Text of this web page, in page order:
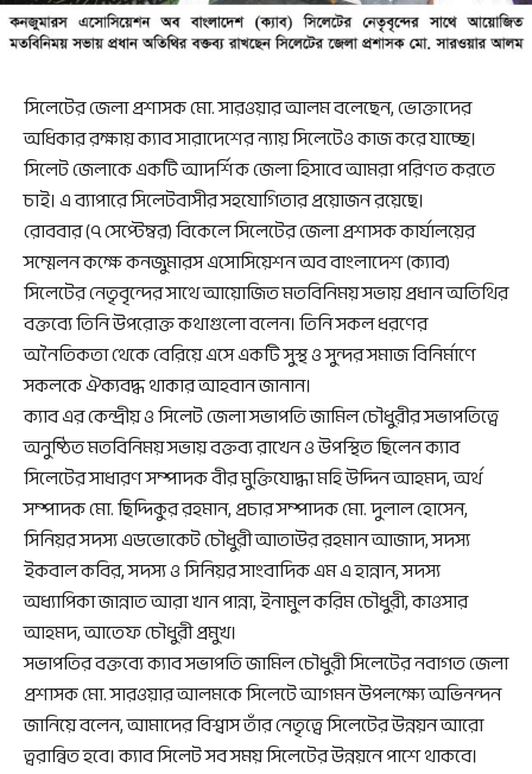
সিলেটের জেলা প্রশাসক মো. সারওয়ার আলম বলেছেন, ভোক্তাদের
অধিকার রক্ষায় ক্যাব সারাদেশের ন্যায় সিলেটেও কাজ করে যাচ্ছে।
সিলেট জেলাকে একটি আদর্শিক জেলা হিসাবে আমরা পরিণত করতে
চাই। এ ব্যাপারে সিলেটবাসীর সহযোগিতার প্রয়োজন রয়েছে।
রোববার (৭ সেপ্টেম্বর) বিকেলে সিলেটের জেলা প্রশাসক কার্যালয়ের
সম্মেলন কক্ষে কনজুমারস এসোসিয়েশন অব বাংলাদেশ (ক্যাব)
সিলেটের নেতৃবৃন্দের সাথে আয়োজিত মতবিনিময় সভায় প্রধান অতিথির
বক্তব্যে তিনি উপরোক্ত কথাগুলো বলেন। তিনি সকল ধরণের
অনৈতিকতা থেকে বেরিয়ে এসে একটি সুস্থ ও সুন্দর সমাজ বিনির্মাণে
সকলকে ঐক্যবদ্ধ থাকার আহবান জানান।
ক্যাব এর কেন্দ্রীয় ও সিলেট জেলা সভাপতি জামিল চৌধুরীর সভাপতিত্বে
অনুষ্ঠিত মতবিনিময় সভায় বক্তব্য রাখেন ও উপস্থিত ছিলেন ক্যাব
সিলেটের সাধারণ সম্পাদক বীর মুক্তিযোদ্ধা মহি উদ্দিন আহমদ, অর্থ
সম্পাদক মো. ছিদ্দিকুর রহমান, প্রচার সম্পাদক মো. দুলাল হোসেন,
সিনিয়র সদস্য এডভোকেট চৌধুরী আতাউর রহমান আজাদ, সদস্য
ইকবাল কবির, সদস্য ও সিনিয়র সাংবাদিক এম এ হান্নান, সদস্য
অধ্যাপিকা জান্নাত আরা খান পান্না, ইনামুল করিম চৌধুরী, কাওসার
আহমদ, আতেফ চৌধুরী প্রমুখ।
সভাপতির বক্তব্যে ক্যাব সভাপতি জামিল চৌধুরী সিলেটের নবাগত জেলা
প্রশাসক মো. সারওয়ার আলমকে সিলেটে আগমন উপলক্ষ্যে অভিনন্দন
জানিয়ে বলেন, আমাদের বিশ্বাস তাঁর নেতৃত্বে সিলেটের উন্নয়ন আরো
ত্বরান্বিত হবে। ক্যাব সিলেট সব সময় সিলেটের উন্নয়নে পাশে থাকবে।